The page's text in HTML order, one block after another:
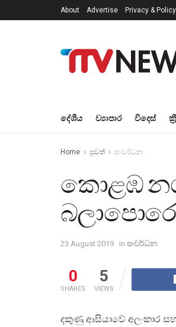
About Advertise Privacy & Policy
දේශීය ව්‍යාපාර විදෙස්
Home පුවත් සංවර්ධන
කොළඹ
23 August 2019 in සංවර්ධන
0
SHARES
5
VIEWS
දකුණු ආසියාවේ අලංකාර